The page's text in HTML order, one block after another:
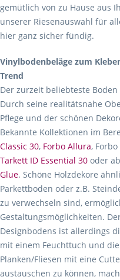
gemütlich von zu Hause aus
unserer Riesenauswahl für
hier ganz sicher fündig.
Vinylbodenbeläge zum
Trend
Der zurzeit beliebteste
Durch seine realitätsnahe
Pflege und der schönen
Bekannte Kollektionen im
Classic 30, Forbo Allura,
Tarkett ID Essential 30 oder
Glue. Schöne Holzdekore
Parkettboden oder z.B.
zu verwechseln sind,
Gestaltungsmöglichkeiten.
Designbodens ist allerdings
mit einem Feuchttuch und
Planken/Fliesen mit eine
austauschen zu können,